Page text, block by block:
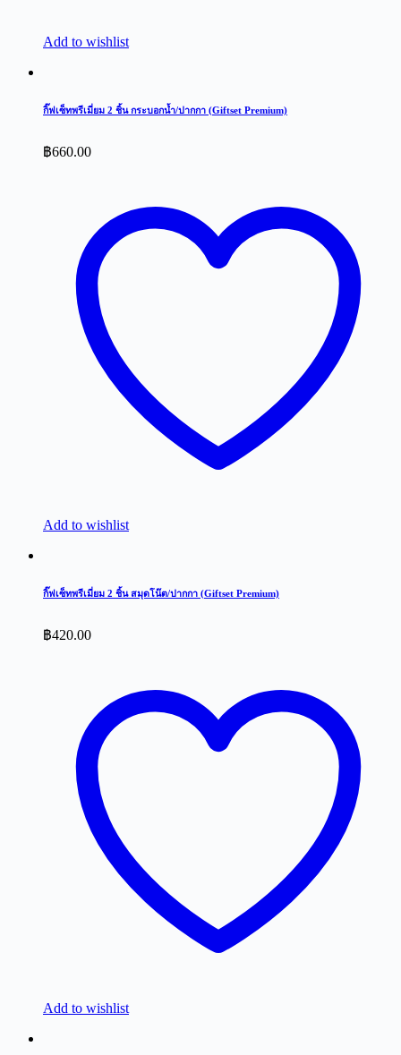
Add to wishlist
กิ๊ฟเซ็ทพรีเมี่ยม 2 ชิ้น กระบอกน้ำ/ปากกา (Giftset Premium)
฿660.00
Add to wishlist
กิ๊ฟเซ็ทพรีเมี่ยม 2 ชิ้น สมุดโน๊ต/ปากกา (Giftset Premium)
฿420.00
Add to wishlist